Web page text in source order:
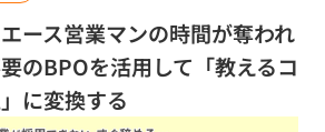
ース営業マンの時間が奪われ
のBPOを活用して「教えるコ
に変換する